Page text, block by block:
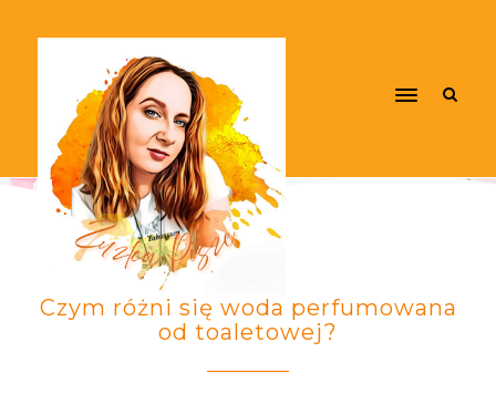
Czym różni się woda perfumowana
od toaletowej?